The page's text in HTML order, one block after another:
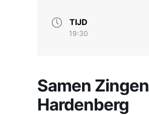
TIJD
19:30
Samen Zingen
Hardenberg